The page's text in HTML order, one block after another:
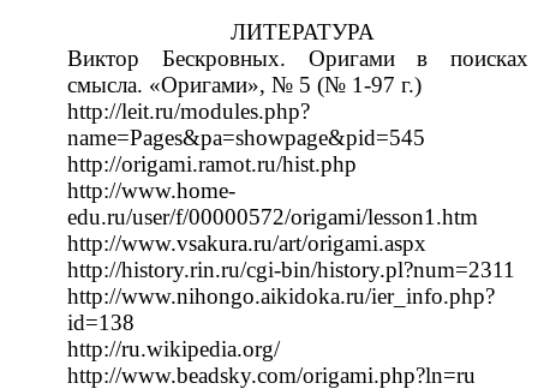
ЛИТЕРАТУРА
Виктор Бескровных. Оригами в поисках
смысла. «Оригами», № 5 (№ 1-97 г.)
http://leit.ru/modules.php?
name=Pages&pa=showpage&pid=545
http://origami.ramot.ru/hist.php
http://www.home-
edu.ru/user/f/00000572/origami/lesson1.htm
http://www.vsakura.ru/art/origami.aspx
http://history.rin.ru/cgi-bin/history.pl?num=2311
http://www.nihongo.aikidoka.ru/ier_info.php?
id=138
http://ru.wikipedia.org/
http://www.beadsky.com/origami.php?ln=ru